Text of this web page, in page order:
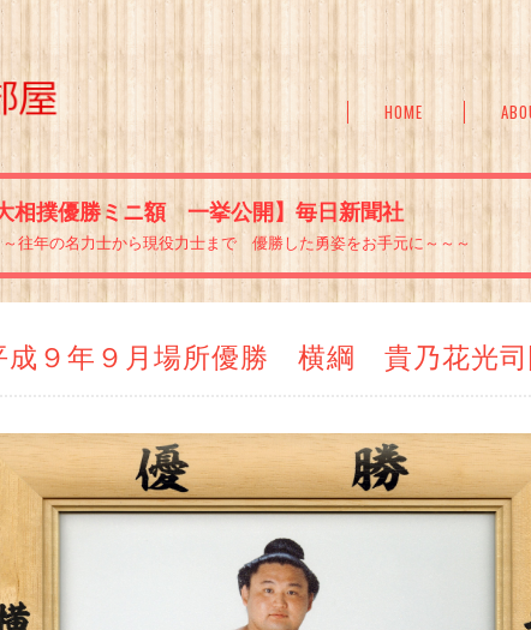
HOME
大相撲優勝ミニ額 一挙公開】毎日新聞社
～往年の名力士から現役力士まで 優勝した勇姿をお手元に～～～
成９年９月場所優勝 横綱 貴乃花光司